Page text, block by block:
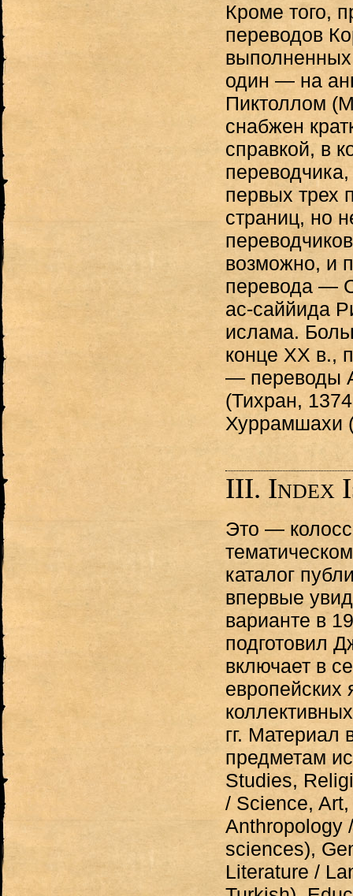
Кроме того,
переводов
один — на
Пиктоллом
снабжен
справкой, в
первых трех
страниц, но
возможно, и
перевода —
ас-саййида
ислама.
конце XX в.,
— переводы
(Тихран,
Хуррамшахи
III. Index
Это —
каталог
впервые
варианте в
подготовил
включает в
европейских
гг. Материал
предметам
Studies,
/ Science,
Anthropology
sciences),
Literature /